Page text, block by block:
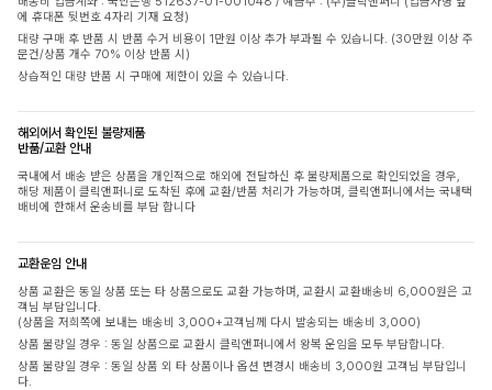
에 휴대폰 뒷번호 4자리 기재 요청)
대량 구매 후 반품 시 반품 수거 비용이 1만원 이상 추가 부과될 수 있습니다. (30만원 이상 주
문건/상품 개수 70% 이상 반품 시)
상습적인 대량 반품 시 구매에 제한이 있을 수 있습니다.
해외에서 확인된 불량제품
반품/교환 안내
국내에서 배송 받은 상품을 개인적으로 해외에 전달하신 후 불량제품으로 확인되었을 경우,
해당 제품이 클릭앤퍼니로 도착된 후에 교환/반품 처리가 가능하며, 클릭앤퍼니에서는 국내택
배비에 한해서 운송비를 부담 합니다
교환운임 안내
상품 교환은 동일 상품 또는 타 상품으로도 교환 가능하며, 교환시 교환배송비 6,000원은 고
객님 부담입니다.
(상품을 저희쪽에 보내는 배송비 3,000+고객님께 다시 발송되는 배송비 3,000)
상품 불량일 경우 : 동일 상품으로 교환시 클릭앤퍼니에서 왕복 운임을 모두 부담합니다.
상품 불량일 경우 : 동일 상품 외 타 상품이나 옵션 변경시 배송비 3,000원 고객님 부담입니
다.